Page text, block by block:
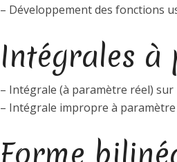
– Développement des fonctions
Intégrales à
– Intégrale (à paramètre réel)
– Intégrale impropre à